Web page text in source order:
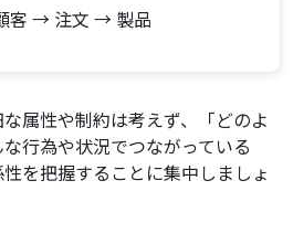
客 → 注文 → 製品
属性や制約は考えず、「どのよ
行為や状況でつながっている
を把握することに集中しましょ